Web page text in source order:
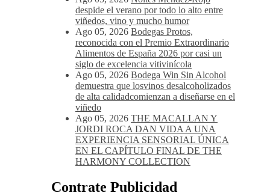
despide el verano por todo lo alto entre
viñedos, vino y mucho humor
Ago 05, 2026 Bodegas Protos,
reconocida con el Premio Extraordinario
Alimentos de España 2026 por casi un
siglo de excelencia vitivinícola
Ago 05, 2026 Bodega Win Sin Alcohol
demuestra que losvinos desalcoholizados
de alta calidadcomienzan a diseñarse en el
viñedo
Ago 05, 2026 THE MACALLAN Y
JORDI ROCA DAN VIDA A UNA
EXPERIENCIA SENSORIAL ÚNICA
EN EL CAPÍTULO FINAL DE THE
HARMONY COLLECTION
Contrate Publicidad